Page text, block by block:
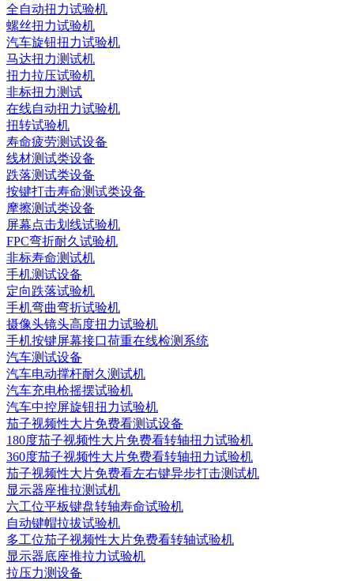
全自动扭力试验机
螺丝扭力试验机
汽车旋钮扭力试验机
马达扭力测试机
扭力拉压试验机
非标扭力测试
在线自动扭力试验机
扭转试验机
寿命疲劳测试设备
线材测试类设备
跌落测试类设备
按键打击寿命测试类设备
摩擦测试类设备
屏幕点击划线试验机
FPC弯折耐久试验机
非标寿命测试机
手机测试设备
定向跌落试验机
手机弯曲弯折试验机
摄像头镜头高度扭力试验机
手机按键屏幕接口荷重在线检测系统
汽车测试设备
汽车电动撑杆耐久测试机
汽车充电枪摇摆试验机
汽车中控屏旋钮扭力试验机
茄子视频性大片免费看测试设备
180度茄子视频性大片免费看转轴扭力试验机
360度茄子视频性大片免费看转轴扭力试验机
茄子视频性大片免费看左右键异步打击测试机
显示器座推拉测试机
六工位平板键盘转轴寿命试验机
自动键帽拉拔试验机
多工位茄子视频性大片免费看转轴试验机
显示器底座推拉力试验机
拉压力测设备